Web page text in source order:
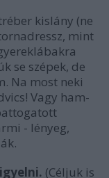
kislány (ne
mint
se szépek, de
Na most neki
Vagy ham-
- lényeg,
(Céljuk is